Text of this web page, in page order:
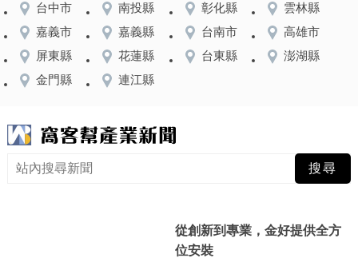
台中市
南投縣 彰化縣
雲林縣
嘉義市
嘉義縣 台南市
高雄市
屏東縣
花蓮縣 台東縣
澎湖縣
金門縣
連江縣
從創新到專業，金好提供全方
位安裝